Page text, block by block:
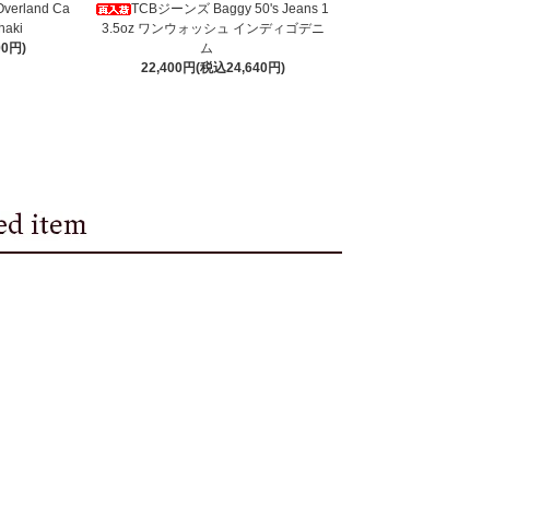
Ca
円)
TCBジーンズ Baggy 50's Jeans 1
3.5oz ワンウォッシュ インディゴデニ
ム
22,400円(税込24,640円)